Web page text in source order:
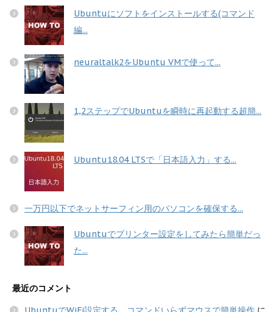
Ubuntuにソフトをインストールする(コマンド
編...
neuraltalk2をUbuntu VMで使って...
1,2ステップでUbuntuを瞬時に再起動する超簡...
Ubuntu18.04 LTSで「日本語入力」する...
一万円以下でネットサーフィン用のパソコンを確保する...
Ubuntuでプリンター設定をしてみたら簡単だっ
た...
最近のコメント